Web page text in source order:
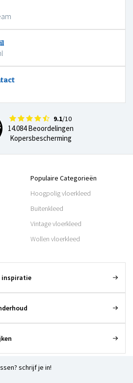
9.1/10
14.084 Beoordelingen
Kopersbescherming
Populaire Categorieën
Hoogpolig vloerkleed
Buitenkleed
Vintage vloerkleed
Wollen vloerkleed
inspiratie
schrijf je in!